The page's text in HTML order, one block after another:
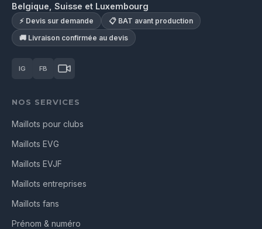
Belgique, Suisse et Luxembourg
⚡ Devis sur demande
📋 BAT avant production
🚚 Livraison confirmée au devis
IG FB
NOS SERVICES
Maillots pour clubs
Maillots EVG
Maillots EVJF
Maillots entreprises
Maillots fans
Prénom & numéro